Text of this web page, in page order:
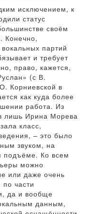
исключением, к
статус
своём
Конечно,
партий
и требует
право, кажется,
(с В.
Корниевской в
как куда более
работа. Из
лишь Ирина Морева
класс,
– это было
звуком, на
подъёме. Ко всем
можно
или даже очень
части
да и вообще
данным,